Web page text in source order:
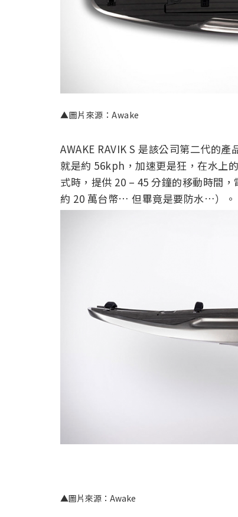
▲圖片來源：Awake
AWAKE RAVIK S 是該公司第二代的
就是約 56kph，加速更是狂，在水上
式時，提供 20 – 45 分鐘的移動時間
約 20 萬台幣… 但畢竟是要防水…）。
▲圖片來源：Awake